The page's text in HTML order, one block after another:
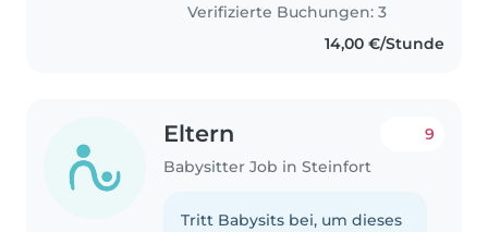
Verifizierte Buchungen: 3
14,00 €/Stunde
Eltern
Babysitter Job in Steinfort
9
Tritt Babysits bei, um dieses